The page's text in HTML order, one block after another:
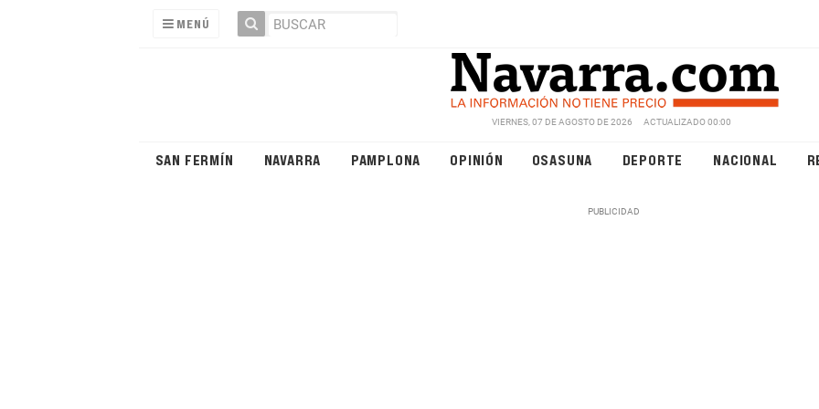
MENÚ
VIERNES, 07 DE AGOSTO DE 2026 ACTUALIZADO 00:00
SAN FERMÍN NAVARRA PAMPLONA OPINIÓN OSASUNA DEPORTE NACIONAL